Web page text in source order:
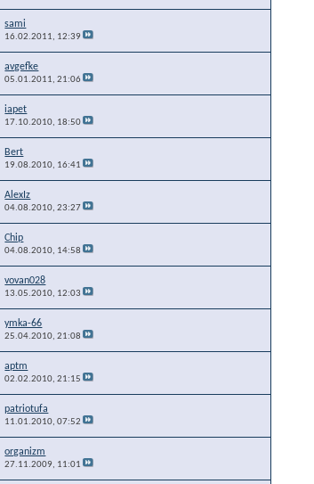
sami
16.02.2011, 12:39
avgefke
05.01.2011,21:06
iapet
17.10.2010, 18:50
Bert
19.08.2010, 16:41
AlexIz
04.08.2010,23:27
Chip
04.08.2010, 14:58
vovan028
13.05.2010, 12:03
ymka-66
25.04.2010,21:08
aptm
02.02.2010,21:15
patriotufa
11.01.2010,07:52
organizm
27.11.2009, 11:01